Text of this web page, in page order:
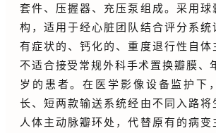
套件、压握器、充压泵组成。 采用球
构，适用于经心脏团队结合评分系统
有症状的、钙化的、重度退行性自体
不适合接受常规外科手术置换瓣膜、
岁的患者。在医学影像设备监护下
长、短两款输送系统经由不同入路将
人体主动脉瓣环处，代替原有的病变